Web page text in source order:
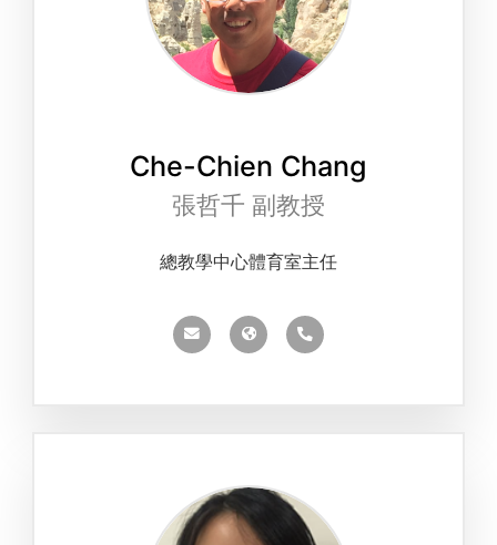
Che-Chien Chang
張哲千 副教授
總教學中心體育室主任